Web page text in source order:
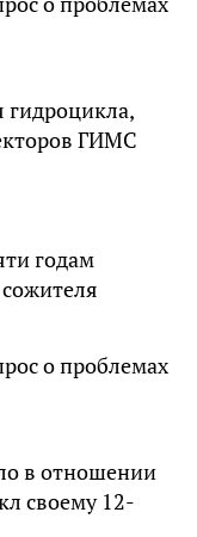
гидроцикла,
ГИМС
годам
о проблемах
в отношении
своему 12-